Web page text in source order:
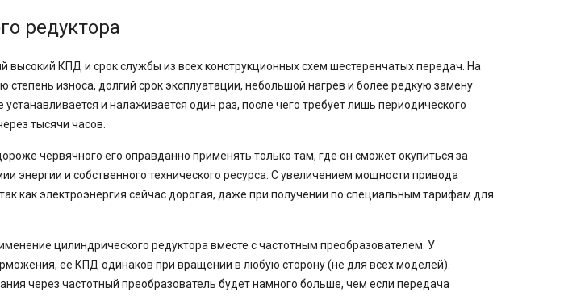
редуктора
высокий КПД и срок службы из всех конструкционных схем шестеренчатых передач. На
степень износа, долгий срок эксплуатации, небольшой нагрев и более редкую замену
и налаживается один раз, после чего требует лишь периодического
тысячи часов.
червячного его оправданно применять только там, где он сможет окупиться за
энергии и собственного технического ресурса. С увеличением мощности привода
как электроэнергия сейчас дорогая, даже при получении по специальным тарифам для
цилиндрического редуктора вместе с частотным преобразователем. У
ее КПД одинаков при вращении в любую сторону (не для всех моделей).
через частотный преобразователь будет намного больше, чем если передача